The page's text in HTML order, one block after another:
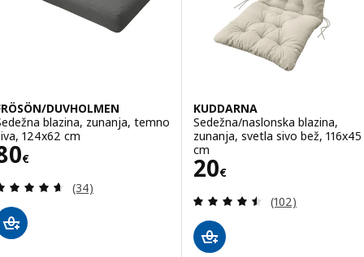
DUVHOLMEN
blazina, zunanja, temno
124x62 cm
€ 80€
Pregled: 4.6 iz 5 zvezde. Skupno število
(34)
KUDDARNA
Sedežna/naslonska blazina,
zunanja, svetla sivo bež, 116x45
cm
20€
Cena 20€
Pregled: 4.5 iz
(102)